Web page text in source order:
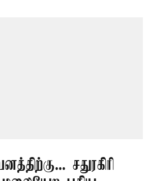
சதுரகிரி